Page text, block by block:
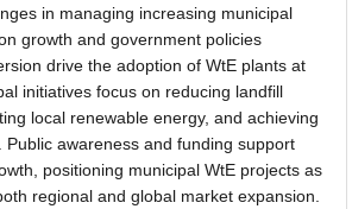
in managing increasing municipal
growth and government policies
drive the adoption of WtE plants at
initiatives focus on reducing landfill
local renewable energy, and achieving
Public awareness and funding support
positioning municipal WtE projects as
regional and global market expansion.